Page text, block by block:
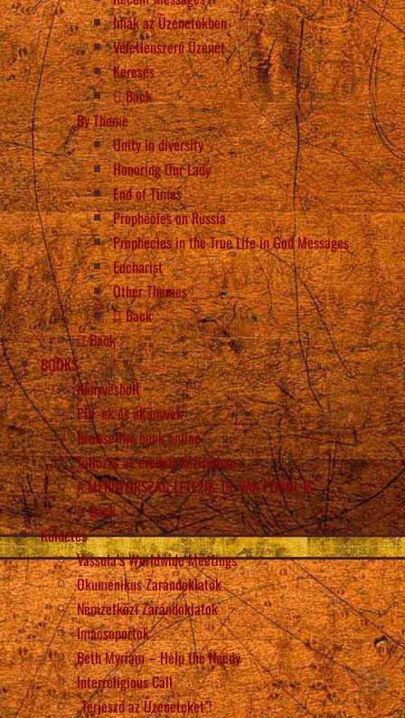
Imák az Üzenetekben
Véletlenszerű Üzenet
Keresés
Back
By Theme
Unity in diversity
Honoring Our Lady
End of Times
Prophecies on Russia
Prophecies in the True Life in God Messages
Eucharist
Other Themes
Back
Back
BOOKS
Könyvesbolt
PDF-ek és eKönyvek
Browse the book online
Tallózás az eredeti kéziratban
A MENNYORSZÁG LÉTEZIK, DE VAN POKOL IS
Back
Küldetés
Vassula’s Worldwide Meetings
Ökumenikus Zarándoklatok
Nemzetközi Zarándoklatok
Imacsoportok
Beth Myriam – Help the Needy
Interreligious Call
„Terjeszd az Üzeneteket”!